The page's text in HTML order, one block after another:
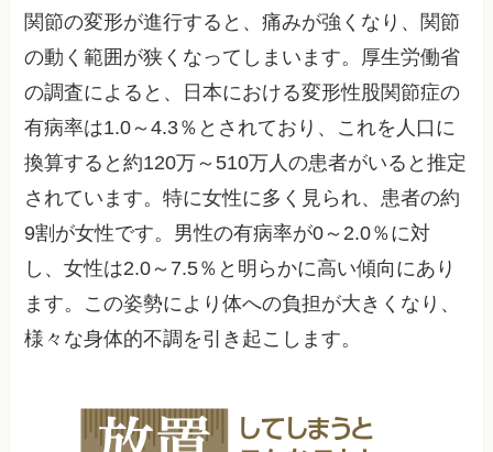
関節の変形が進行すると、痛みが強くなり、関節
の動く範囲が狭くなってしまいます。厚生労働省
の調査によると、日本における変形性股関節症の
有病率は1.0～4.3％とされており、これを人口に
換算すると約120万～510万人の患者がいると推定
されています。特に女性に多く見られ、患者の約
9割が女性です。男性の有病率が0～2.0％に対
し、女性は2.0～7.5％と明らかに高い傾向にあり
ます。この姿勢により体への負担が大きくなり、
様々な身体的不調を引き起こします。